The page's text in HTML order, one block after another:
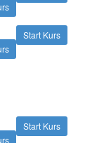
Start Kurs
Start Kurs